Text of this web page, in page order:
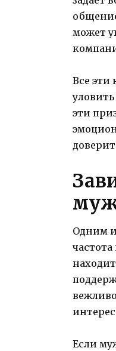
может
Все эти
эти
Одним
Если